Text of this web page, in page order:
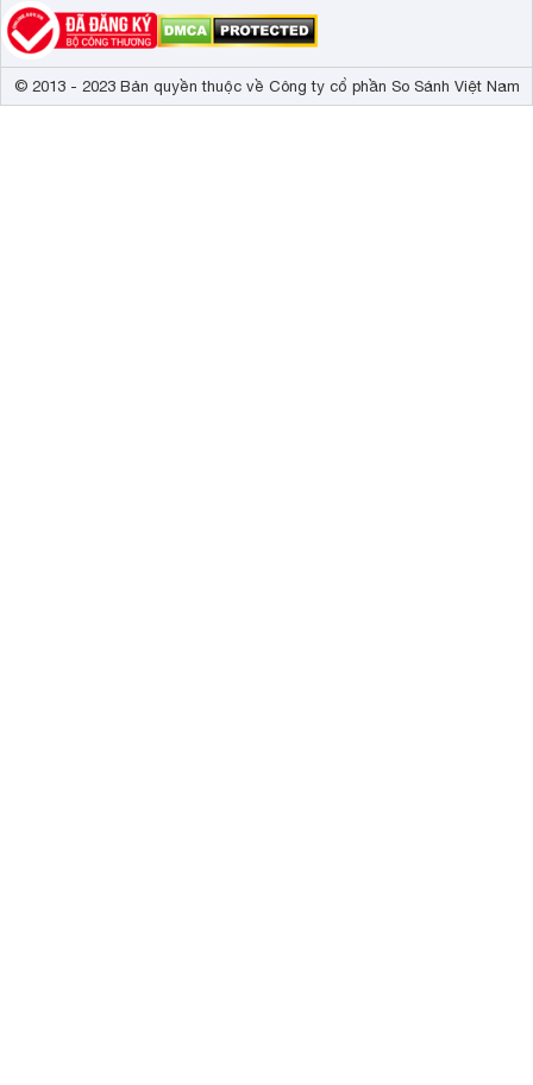
© 2013 - 2023 Bản quyền thuộc về Công ty cổ phần So Sánh Việt Nam